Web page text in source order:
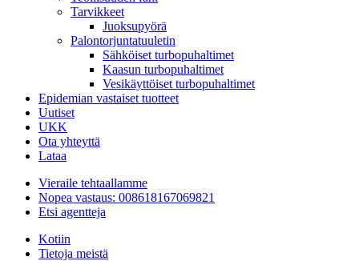
Tarvikkeet
Juoksupyörä
Palontorjuntatuuletin
Sähköiset turbopuhaltimet
Kaasun turbopuhaltimet
Vesikäyttöiset turbopuhaltimet
Epidemian vastaiset tuotteet
Uutiset
UKK
Ota yhteyttä
Lataa
Vieraile tehtaallamme
Nopea vastaus: 008618167069821
Etsi agentteja
Kotiin
Tietoja meistä